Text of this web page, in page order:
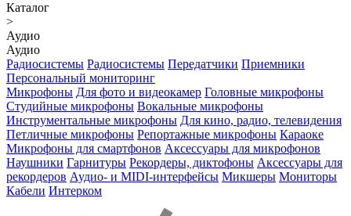
Каталог
>
Аудио
Аудио
Радиосистемы Радиосистемы Передатчики Приемники
Персональный мониторинг
Микрофоны Для фото и видеокамер Головные микрофоны
Студийные микрофоны Вокальные микрофоны
Инструментальные микрофоны Для кино, радио, телевидения
Петличные микрофоны Репортажные микрофоны Караоке
Микрофоны для смартфонов Аксессуары для микрофонов
Наушники Гарнитуры Рекордеры, диктофоны Аксессуары для
рекордеров Аудио- и MIDI-интерфейсы Микшеры Мониторы
Кабели Интерком